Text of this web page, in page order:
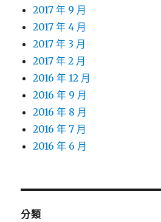
2017 年 9 月
2017 年 4 月
2017 年 3 月
2017 年 2 月
2016 年 12 月
2016 年 9 月
2016 年 8 月
2016 年 7 月
2016 年 6 月
分類